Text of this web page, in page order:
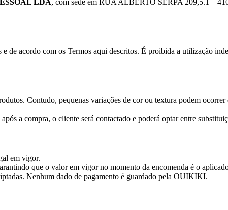
LDA, com sede em RUA ALBERTO SERPA 209,5.1 –
de acordo com os Termos aqui descritos. É proibida a utilização
Contudo, pequenas variações de cor ou textura podem
a compra, o cliente será contactado e poderá optar entre
em vigor.
que o valor em vigor no momento da encomenda é o
Nenhum dado de pagamento é guardado pela OUIKIKI.